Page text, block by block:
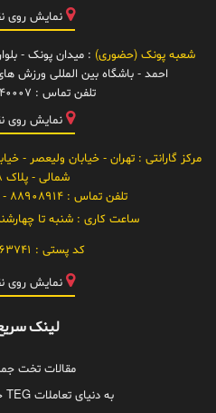
نمایش روی
شعبه پونک (حضوری) : میدان پونک -
احمد - باشگاه بین المللی ورزش
تلفن تماس :
نمایش روی
مرکز گارانتی : تهران - خیابان ولیعصر -
شمالی - پلاک 128
تلفن تماس :88908914 - 021-88612020
ساعت کاری :شنبه تا چهارشنبه
کد پستی :
نمایش روی
لینک
مقالات تخت
به دنیای تعاملات TEG خوش آمدید!